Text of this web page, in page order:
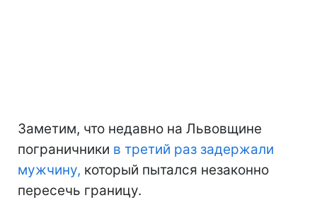
Заметим, что недавно на Львовщине
пограничники в третий раз задержали
мужчину, который пытался незаконно
пересечь границу.